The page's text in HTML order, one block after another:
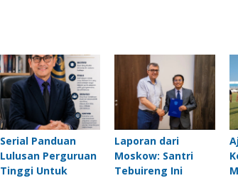
Serial Panduan
Lulusan Perguruan
Tinggi Untuk
Laporan dari
Moskow: Santri
Tebuireng Ini